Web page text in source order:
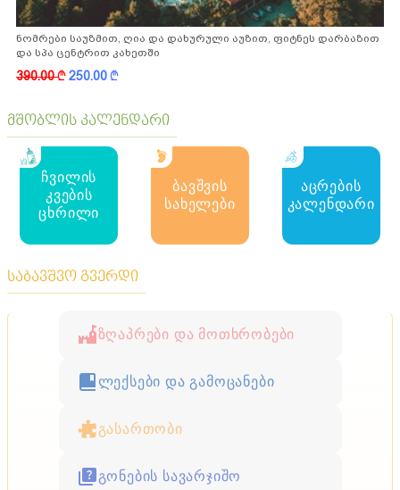
ნომრები საუზმით, ღია და დახურული აუზით, ფიტნეს დარბაზით
და სპა ცენტრით კახეთში
390.00k250.00k
მშობლის კალენდარი
ჩვილის
კვების
ცხრილი
ბავშვის
სახელები
აცრების
კალენდარი
საბავშვო გვერდი
ზღაპრები და მოთხრობები
ლექსები და გამოცანები
გასართობი
გონების სავარჯიშო